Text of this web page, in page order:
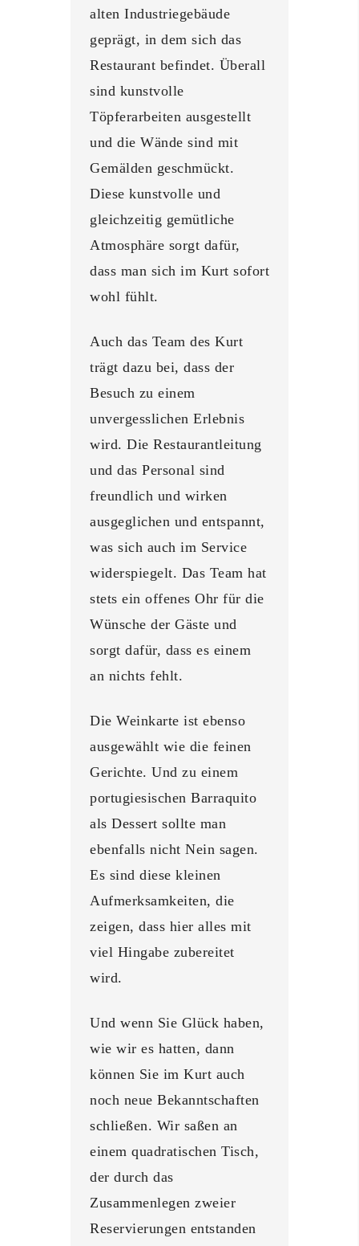
alten Industriegebäude
geprägt, in dem sich das
Restaurant befindet. Überall
sind kunstvolle
Töpferarbeiten ausgestellt
und die Wände sind mit
Gemälden geschmückt.
Diese kunstvolle und
gleichzeitig gemütliche
Atmosphäre sorgt dafür,
dass man sich im Kurt sofort
wohl fühlt.
Auch das Team des Kurt
trägt dazu bei, dass der
Besuch zu einem
unvergesslichen Erlebnis
wird. Die Restaurantleitung
und das Personal sind
freundlich und wirken
ausgeglichen und entspannt,
was sich auch im Service
widerspiegelt. Das Team hat
stets ein offenes Ohr für die
Wünsche der Gäste und
sorgt dafür, dass es einem
an nichts fehlt.
Die Weinkarte ist ebenso
ausgewählt wie die feinen
Gerichte. Und zu einem
portugiesischen Barraquito
als Dessert sollte man
ebenfalls nicht Nein sagen.
Es sind diese kleinen
Aufmerksamkeiten, die
zeigen, dass hier alles mit
viel Hingabe zubereitet
wird.
Und wenn Sie Glück haben,
wie wir es hatten, dann
können Sie im Kurt auch
noch neue Bekanntschaften
schließen. Wir saßen an
einem quadratischen Tisch,
der durch das
Zusammenlegen zweier
Reservierungen entstanden